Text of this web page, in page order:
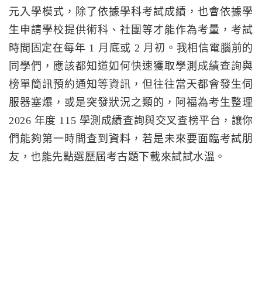
元入學模式，除了依據學科考試成績，也會依據學
生申請學校提供術科、社團等才能作為考量，考試
時間固定在每年 1 月底或 2 月初。我相信電腦前的
同學們，應該都知道如何快速獲取學測成績查詢與
榜單簡訊預約通知等資訊，但往往當天都會發生伺
服器塞爆，或是突發狀況之類的，阿福為考生整理
2026 年度 115 學測成績查詢與交叉查榜平台，讓你
們能夠第一時間查到資料，若是未來要面臨考試朋
友，也能先點選歷屆考古題下載來試試水溫。